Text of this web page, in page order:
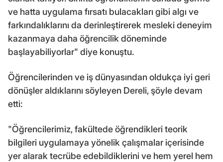
ve hatta uygulama fırsatı bulacakları gibi algı ve
farkındalıklarını da derinleştirerek mesleki deneyim
kazanmaya daha öğrencilik döneminde
başlayabiliyorlar" diye konuştu.
Öğrencilerinden ve iş dünyasından oldukça iyi geri
dönüşler aldıklarını söyleyen Dereli, şöyle devam
etti:
"Öğrencilerimiz, fakültede öğrendikleri teorik
bilgileri uygulamaya yönelik çalışmalar içerisinde
yer alarak tecrübe edebildiklerini ve hem yerel hem